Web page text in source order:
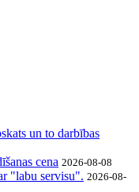
un to darbības
cena 2026-08-08
"labu servisu". 2026-08-